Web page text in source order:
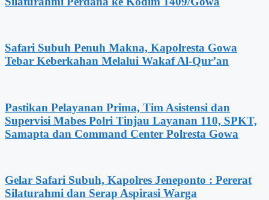
Safari Subuh Penuh Makna, Kapolresta Gowa
Tebar Keberkahan Melalui Wakaf Al-Qur’an
Pastikan Pelayanan Prima, Tim Asistensi dan
Supervisi Mabes Polri Tinjau Layanan 110, SPKT,
Samapta dan Command Center Polresta Gowa
Gelar Safari Subuh, Kapolres Jeneponto : Pererat
Silaturahmi dan Serap Aspirasi Warga